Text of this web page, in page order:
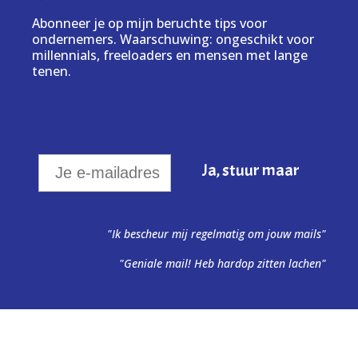
Abonneer je op mijn beruchte tips voor
ondernemers. Waarschuwing: ongeschikt voor
millennials, freeloaders en mensen met lange
tenen.
"Ik bescheur mij regelmatig om jouw mails"
"Geniale mail! Heb hardop zitten lachen"